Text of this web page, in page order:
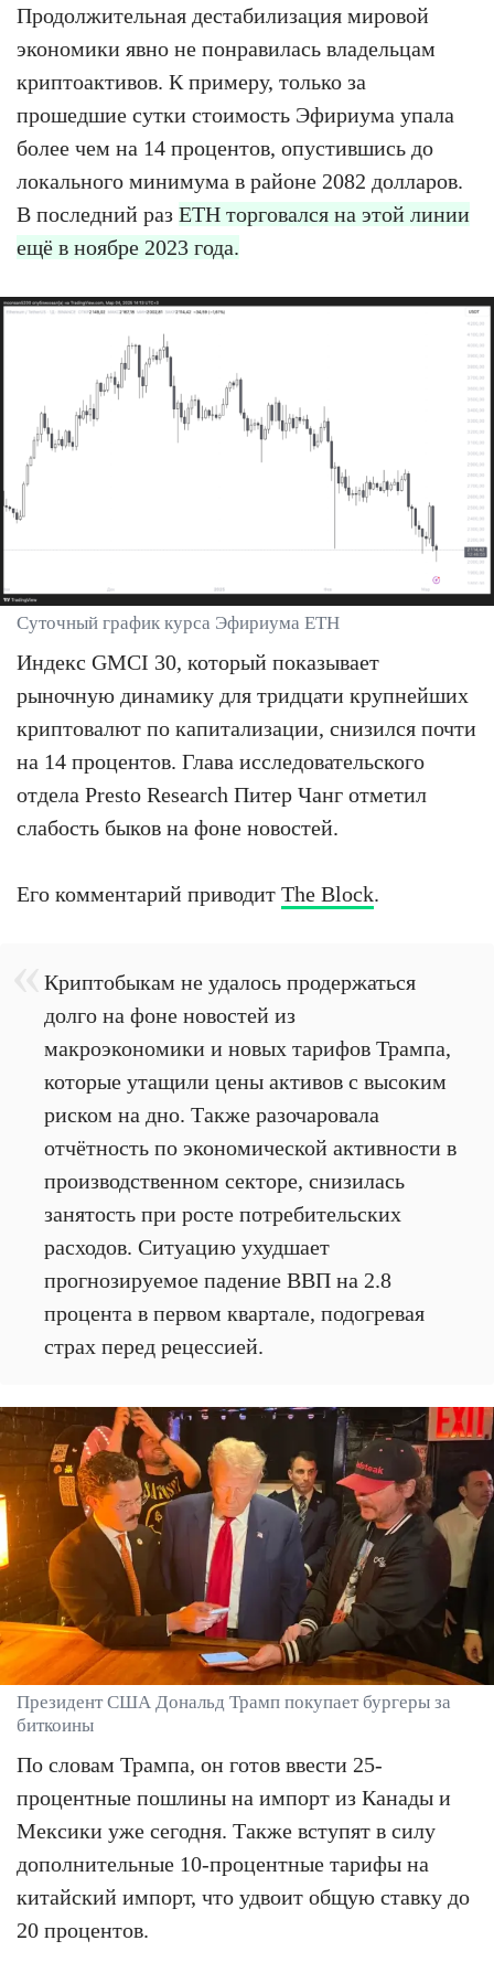
Продолжительная дестабилизация мировой
экономики явно не понравилась владельцам
криптоактивов. К примеру, только за
прошедшие сутки стоимость Эфириума упала
более чем на 14 процентов, опустившись до
локального минимума в районе 2082 долларов.
В последний раз ETH торговался на этой линии
ещё в ноябре 2023 года.
Суточный график курса Эфириума ETH
Индекс GMCI 30, который показывает
рыночную динамику для тридцати крупнейших
криптовалют по капитализации, снизился почти
на 14 процентов. Глава исследовательского
отдела Presto Research Питер Чанг отметил
слабость быков на фоне новостей.
Его комментарий приводит The Block.
Криптобыкам не удалось продержаться
долго на фоне новостей из
макроэкономики и новых тарифов Трампа,
которые утащили цены активов с высоким
риском на дно. Также разочаровала
отчётность по экономической активности в
производственном секторе, снизилась
занятость при росте потребительских
расходов. Ситуацию ухудшает
прогнозируемое падение ВВП на 2.8
процента в первом квартале, подогревая
страх перед рецессией.
Президент США Дональд Трамп покупает бургеры за
биткоины
По словам Трампа, он готов ввести 25-
процентные пошлины на импорт из Канады и
Мексики уже сегодня. Также вступят в силу
дополнительные 10-процентные тарифы на
китайский импорт, что удвоит общую ставку до
20 процентов.